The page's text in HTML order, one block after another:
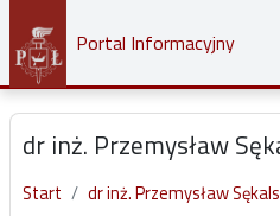
Przejdź do głównej zawartości
Portal Informacyjny
dr inż. Przemysław
Start dr inż. Przemysław